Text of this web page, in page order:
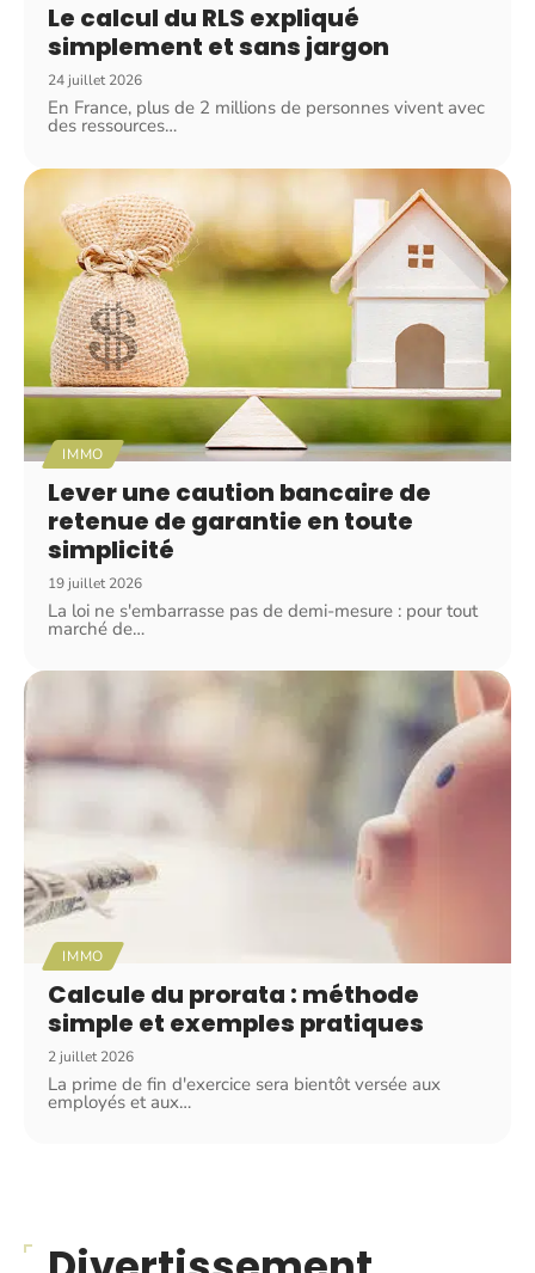
Le calcul du RLS expliqué
simplement et sans jargon
24 juillet 2026
En France, plus de 2 millions de personnes vivent avec
des ressources…
IMMO
Lever une caution bancaire de
retenue de garantie en toute
simplicité
19 juillet 2026
La loi ne s'embarrasse pas de demi-mesure : pour tout
marché de…
IMMO
Calcule du prorata : méthode
simple et exemples pratiques
2 juillet 2026
La prime de fin d'exercice sera bientôt versée aux
employés et aux…